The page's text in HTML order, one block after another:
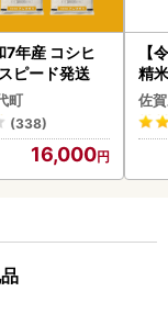
7年産 コシヒ
ピード発送
町
(338)
16,000
【
精
佐